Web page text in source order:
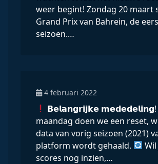
weer begint! Zondag 20 maart
Grand Prix van Bahrein, de
seizoen.…
4 februari 2022
𝗕𝗲𝗹𝗮𝗻𝗴𝗿𝗶𝗷𝗸𝗲 𝗺𝗲𝗱𝗲𝗱𝗲𝗹𝗶𝗻𝗴!
maandag doen we een reset,
data van vorig seizoen (2021)
platform wordt gehaald.
scores nog inzien,…